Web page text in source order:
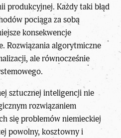
produkcyjnej. Każdy taki błąd
pociąga za sobą
konsekwencje
Rozwiązania algorytmiczne
ale równocześnie
sztucznej inteligencji nie
rozwiązaniem
się problemów niemieckiej
powolny, kosztowny i